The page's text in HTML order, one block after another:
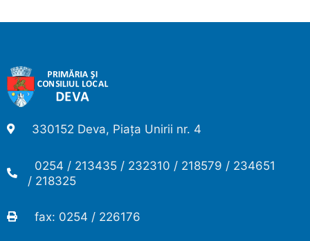
330152 Deva, Piața Unirii nr. 4
0254 / 213435 / 232310 / 218579 / 234651
/ 218325
fax: 0254 / 226176